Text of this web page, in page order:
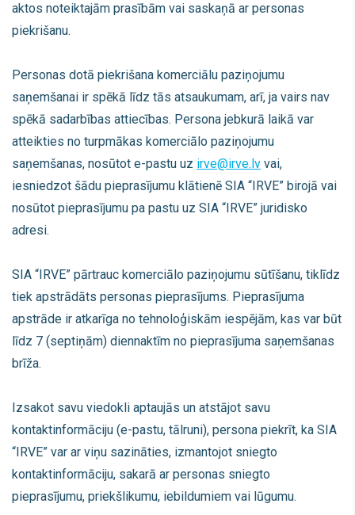
aktos noteiktajām prasībām vai saskaņā ar personas
piekrišanu.
Personas dotā piekrišana komerciālu paziņojumu
saņemšanai ir spēkā līdz tās atsaukumam, arī, ja vairs nav
spēkā sadarbības attiecības. Persona jebkurā laikā var
atteikties no turpmākas komerciālo paziņojumu
saņemšanas, nosūtot e-pastu uz irve@irve.lv vai,
iesniedzot šādu pieprasījumu klātienē SIA “IRVE” birojā vai
nosūtot pieprasījumu pa pastu uz SIA “IRVE” juridisko
adresi.
SIA “IRVE” pārtrauc komerciālo paziņojumu sūtīšanu, tiklīdz
tiek apstrādāts personas pieprasījums. Pieprasījuma
apstrāde ir atkarīga no tehnoloģiskām iespējām, kas var būt
līdz 7 (septiņām) diennaktīm no pieprasījuma saņemšanas
brīža.
Izsakot savu viedokli aptaujās un atstājot savu
kontaktinformāciju (e-pastu, tālruni), persona piekrīt, ka SIA
“IRVE” var ar viņu sazināties, izmantojot sniegto
kontaktinformāciju, sakarā ar personas sniegto
pieprasījumu, priekšlikumu, iebildumiem vai lūgumu.